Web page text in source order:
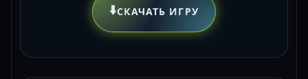
⬇️СКАЧАТЬ ИГРУ